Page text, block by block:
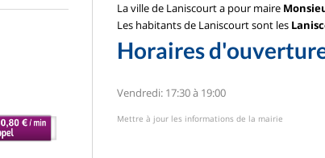
La ville de Laniscourt a pour maire
Les habitants de Laniscourt sont les
Horaires
Vendredi: 17:30 à 19:00
Mettre à jour les informations de la mairie